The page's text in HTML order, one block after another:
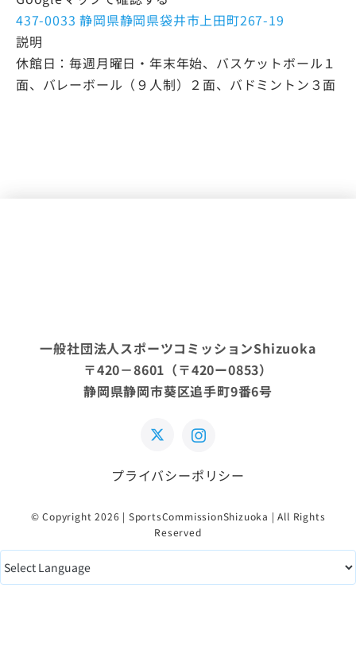
437-0033 静岡県静岡県袋井市上田町267-19
説明
休館日：毎週月曜日・年末年始、バスケットボール１
面、バレーボール（９人制）２面、バドミントン３面
一般社団法人スポーツコミッションShizuoka
〒420－8601（〒420ー0853）
静岡県静岡市葵区追手町9番6号
プライバシーポリシー
© Copyright 2026 | SportsCommissionShizuoka | All Rights
Reserved